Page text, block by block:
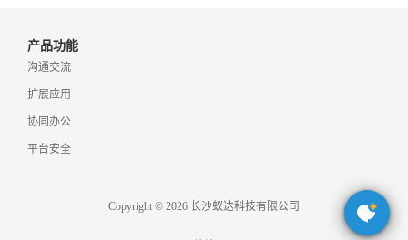
产品功能
沟通交流
扩展应用
协同办公
平台安全
Copyright © 2026 长沙蚁达科技有限公司